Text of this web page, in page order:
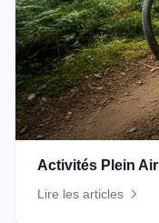
Activités Plein Air
Lire les articles